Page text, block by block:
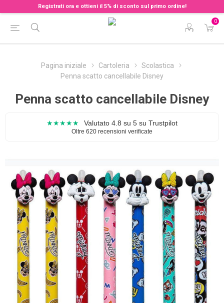
Registrati ora e ottieni il 5% di sconto sul primo ordine!
0
Pagina iniziale Cartoleria
Scolastica
Penna scatto cancellabile Disney
Penna scatto cancellabile Disney
★★★★★ Valutato 4.8 su 5 su Trustpilot
Oltre 620 recensioni verificate